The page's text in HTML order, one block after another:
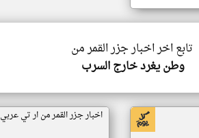
تابع اخر اخبار جزر القمر من
وطن يغرد خارج السرب
اخبار جزر القمر من ار تي عربي